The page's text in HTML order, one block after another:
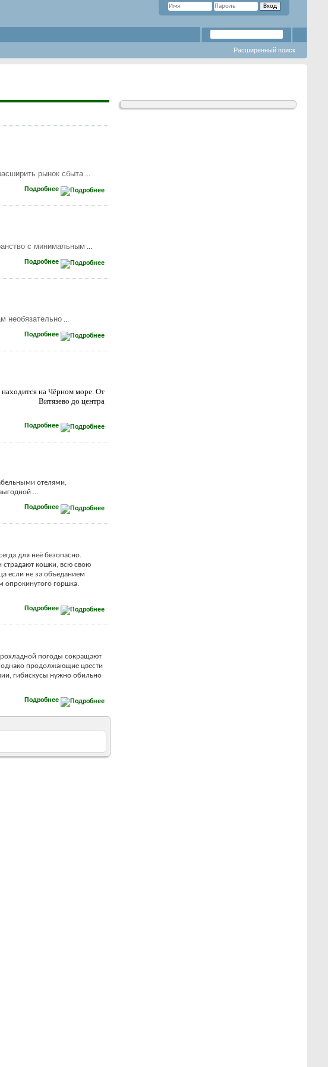
Расширенный поиск
рынок сбыта...
Подробнее
с минимальным
Подробнее
необязательно...
Подробнее
на Чёрном море. От
Витязево до центра
Подробнее
отелями,
...
Подробнее
для неё безопасно.
страдают кошки, всю свою
если не за объеданием
горшка.
Подробнее
погоды сокращают
продолжающие цвести
гибискусы нужно обильно
Подробнее